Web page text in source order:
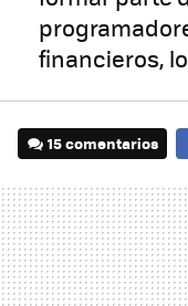
financieros,
15 comentarios